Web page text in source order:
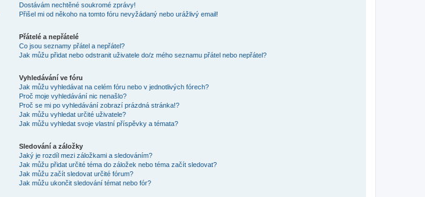
Dostávám nechtěné soukromé zprávy!
Přišel mi od někoho na tomto fóru nevyžádaný nebo urážlivý email!
Přátelé a nepřátelé
Co jsou seznamy přátel a nepřátel?
Jak můžu přidat nebo odstranit uživatele do/z mého seznamu přátel nebo nepřátel?
Vyhledávání ve fóru
Jak můžu vyhledávat na celém fóru nebo v jednotlivých fórech?
Proč moje vyhledávání nic nenašlo?
Proč se mi po vyhledávání zobrazí prázdná stránka!?
Jak můžu vyhledat určité uživatele?
Jak můžu vyhledat svoje vlastní příspěvky a témata?
Sledování a záložky
Jaký je rozdíl mezi záložkami a sledováním?
Jak můžu přidat určité téma do záložek nebo téma začít sledovat?
Jak můžu začít sledovat určité fórum?
Jak můžu ukončit sledování témat nebo fór?